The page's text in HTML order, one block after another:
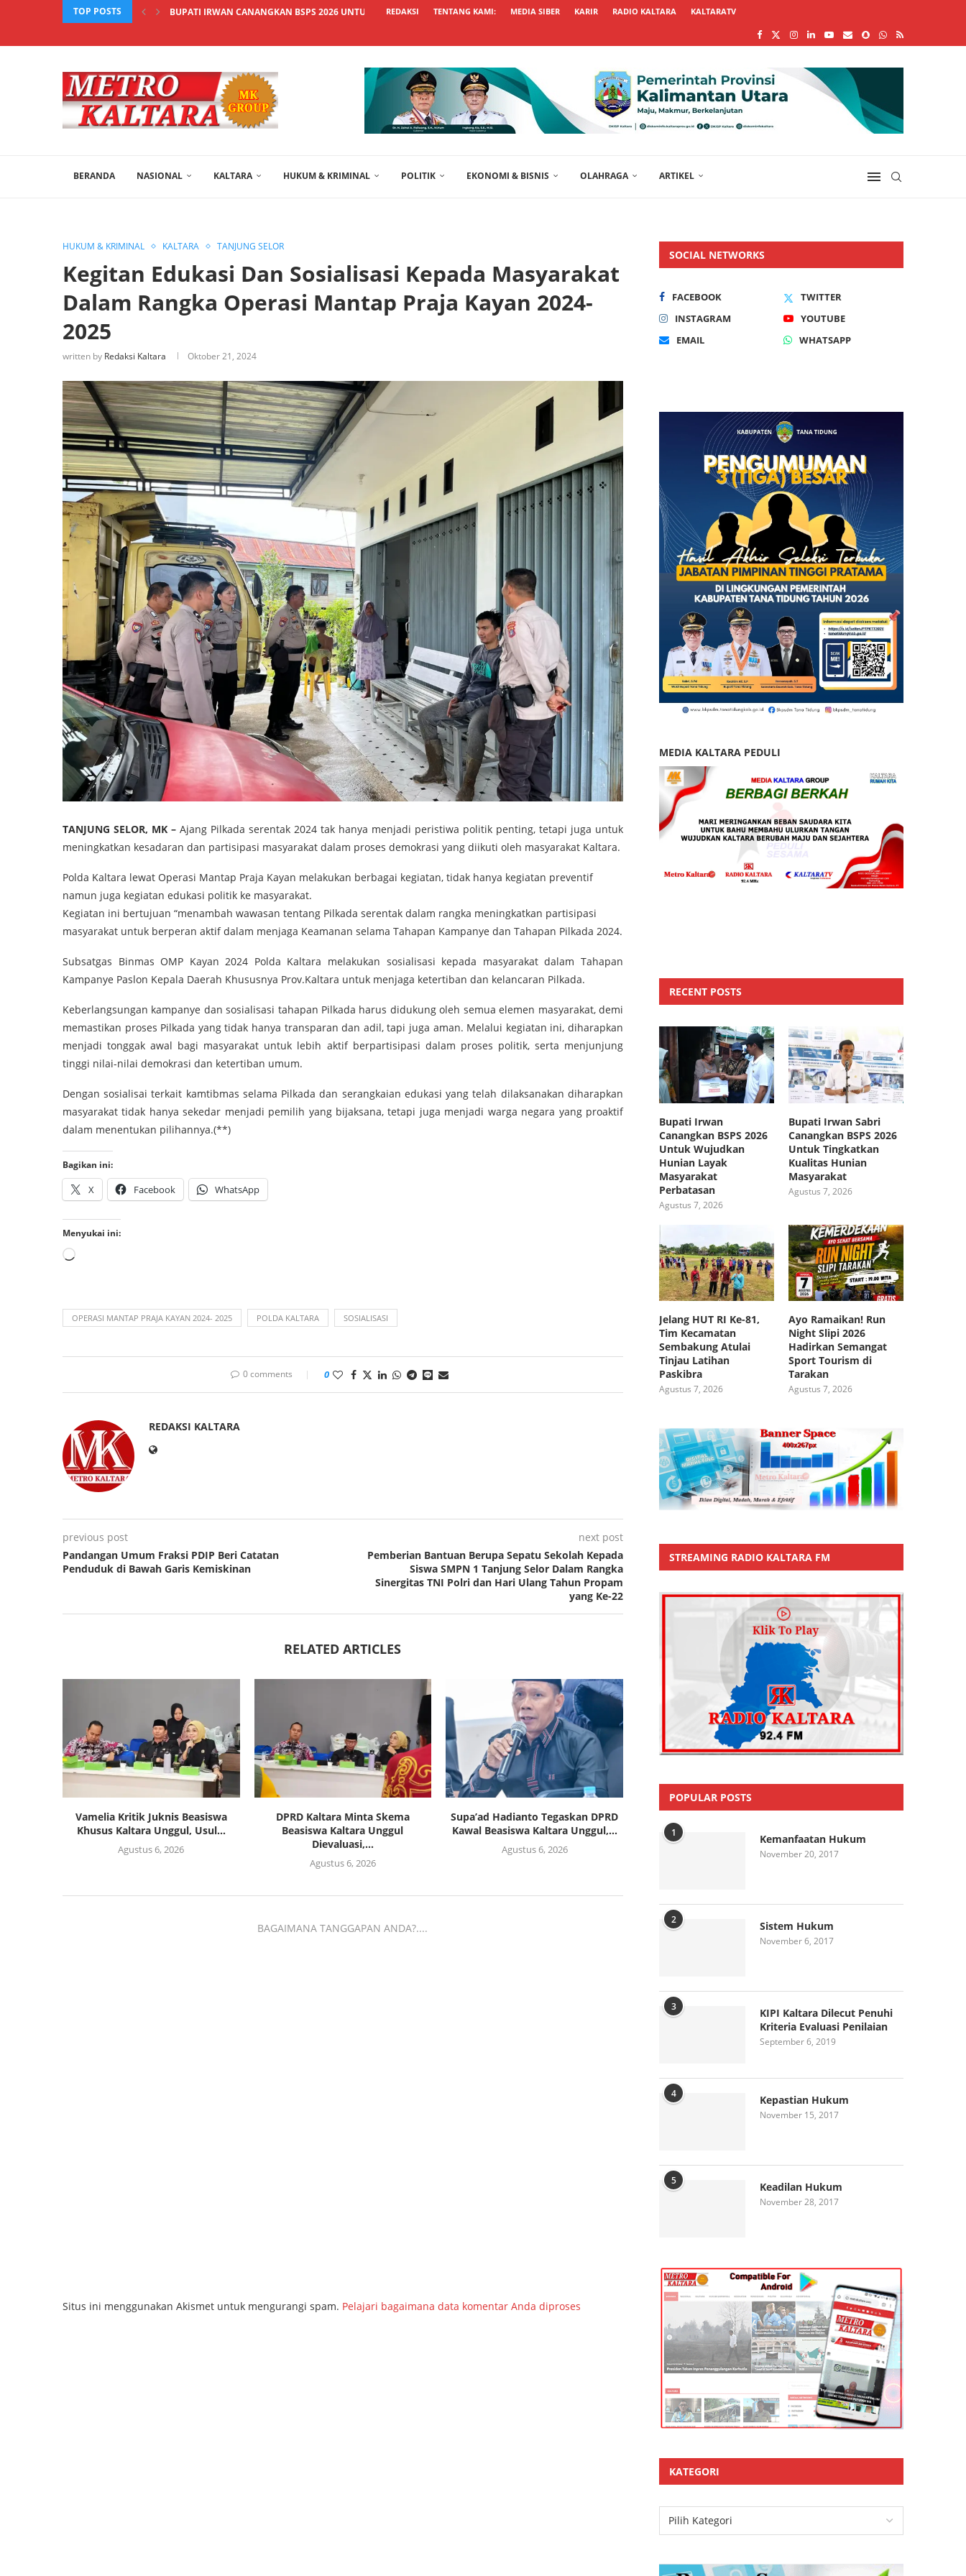
TOP POSTS BUPATI IRWAN CANANGKAN BSPS 2026 UNTUK WUJUDKAN HUNIAN...
REDAKSI TENTANG KAMI: MEDIA SIBER KARIR RADIO KALTARA KALTARATV
BERANDA NASIONAL KALTARA HUKUM & KRIMINAL POLITIK EKONOMI & BISNIS OLAHRAGA ARTIKEL
HUKUM & KRIMINAL KALTARA TANJUNG SELOR
Kegitan Edukasi Dan Sosialisasi Kepada Masyarakat
Dalam Rangka Operasi Mantap Praja Kayan 2024-
2025
written by Redaksi Kaltara Oktober 21, 2024
TANJUNG SELOR, MK – Ajang Pilkada serentak 2024 tak hanya menjadi peristiwa politik penting, tetapi juga untuk
meningkatkan kesadaran dan partisipasi masyarakat dalam proses demokrasi yang diikuti oleh masyarakat Kaltara.
Polda Kaltara lewat Operasi Mantap Praja Kayan melakukan berbagai kegiatan, tidak hanya kegiatan preventif
namun juga kegiatan edukasi politik ke masyarakat.
Kegiatan ini bertujuan “menambah wawasan tentang Pilkada serentak dalam rangka meningkatkan partisipasi
masyarakat untuk berperan aktif dalam menjaga Keamanan selama Tahapan Kampanye dan Tahapan Pilkada 2024.
Subsatgas Binmas OMP Kayan 2024 Polda Kaltara melakukan sosialisasi kepada masyarakat dalam Tahapan
Kampanye Paslon Kepala Daerah Khususnya Prov.Kaltara untuk menjaga ketertiban dan kelancaran Pilkada.
Keberlangsungan kampanye dan sosialisasi tahapan Pilkada harus didukung oleh semua elemen masyarakat, demi
memastikan proses Pilkada yang tidak hanya transparan dan adil, tapi juga aman. Melalui kegiatan ini, diharapkan
menjadi tonggak awal bagi masyarakat untuk lebih aktif berpartisipasi dalam proses politik, serta menjunjung
tinggi nilai-nilai demokrasi dan ketertiban umum.
Dengan sosialisai terkait kamtibmas selama Pilkada dan serangkaian edukasi yang telah dilaksanakan diharapkan
masyarakat tidak hanya sekedar menjadi pemilih yang bijaksana, tetapi juga menjadi warga negara yang proaktif
dalam menentukan pilihannya.(**)
Bagikan ini:
X Facebook WhatsApp
Menyukai ini:
OPERASI MANTAP PRAJA KAYAN 2024- 2025 POLDA KALTARA SOSIALISASI
0 comments 0
REDAKSI KALTARA
previous post
Pandangan Umum Fraksi PDIP Beri Catatan
Penduduk di Bawah Garis Kemiskinan
next post
Pemberian Bantuan Berupa Sepatu Sekolah Kepada
Siswa SMPN 1 Tanjung Selor Dalam Rangka
Sinergitas TNI Polri dan Hari Ulang Tahun Propam
yang Ke-22
RELATED ARTICLES
Vamelia Kritik Juknis Beasiswa
Khusus Kaltara Unggul, Usul...
Agustus 6, 2026
DPRD Kaltara Minta Skema
Beasiswa Kaltara Unggul
Dievaluasi,...
Agustus 6, 2026
Supa’ad Hadianto Tegaskan DPRD
Kawal Beasiswa Kaltara Unggul,...
Agustus 6, 2026
BAGAIMANA TANGGAPAN ANDA?....
Situs ini menggunakan Akismet untuk mengurangi spam. Pelajari bagaimana data komentar Anda diproses
SOCIAL NETWORKS
FACEBOOK
TWITTER
INSTAGRAM
YOUTUBE
EMAIL
WHATSAPP
MEDIA KALTARA PEDULI
RECENT POSTS
Bupati Irwan
Canangkan BSPS 2026
Untuk Wujudkan
Hunian Layak
Masyarakat
Perbatasan
Agustus 7, 2026
Bupati Irwan Sabri
Canangkan BSPS 2026
Untuk Tingkatkan
Kualitas Hunian
Masyarakat
Agustus 7, 2026
Jelang HUT RI Ke-81,
Tim Kecamatan
Sembakung Atulai
Tinjau Latihan
Paskibra
Agustus 7, 2026
Ayo Ramaikan! Run
Night Slipi 2026
Hadirkan Semangat
Sport Tourism di
Tarakan
Agustus 7, 2026
STREAMING RADIO KALTARA FM
POPULAR POSTS
1 Kemanfaatan Hukum
November 20, 2017
2 Sistem Hukum
November 6, 2017
3
KIPI Kaltara Dilecut Penuhi
Kriteria Evaluasi Penilaian
September 6, 2019
4 Kepastian Hukum
November 15, 2017
5 Keadilan Hukum
November 28, 2017
KATEGORI